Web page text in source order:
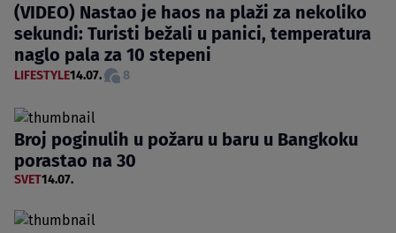
(VIDEO) Nastao je haos na plaži za nekoliko
sekundi: Turisti bežali u panici, temperatura
naglo pala za 10 stepeni
LIFESTYLE14.07. 8
Broj poginulih u požaru u baru u Bangkoku
porastao na 30
SVET14.07.